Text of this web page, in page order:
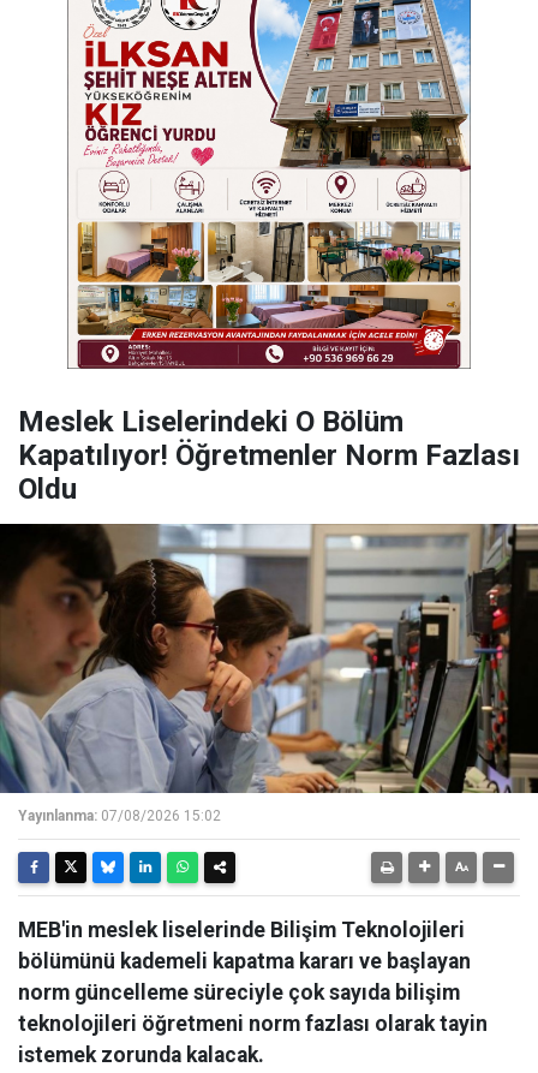
Meslek Liselerindeki O Bölüm
Kapatılıyor! Öğretmenler Norm Fazlası
Oldu
Yayınlanma: 07/08/2026 15:02
MEB'in meslek liselerinde Bilişim Teknolojileri
bölümünü kademeli kapatma kararı ve başlayan
norm güncelleme süreciyle çok sayıda bilişim
teknolojileri öğretmeni norm fazlası olarak tayin
istemek zorunda kalacak.